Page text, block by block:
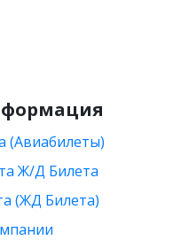
(Авиабилеты)
Ж/Д Билета
(ЖД Билета)